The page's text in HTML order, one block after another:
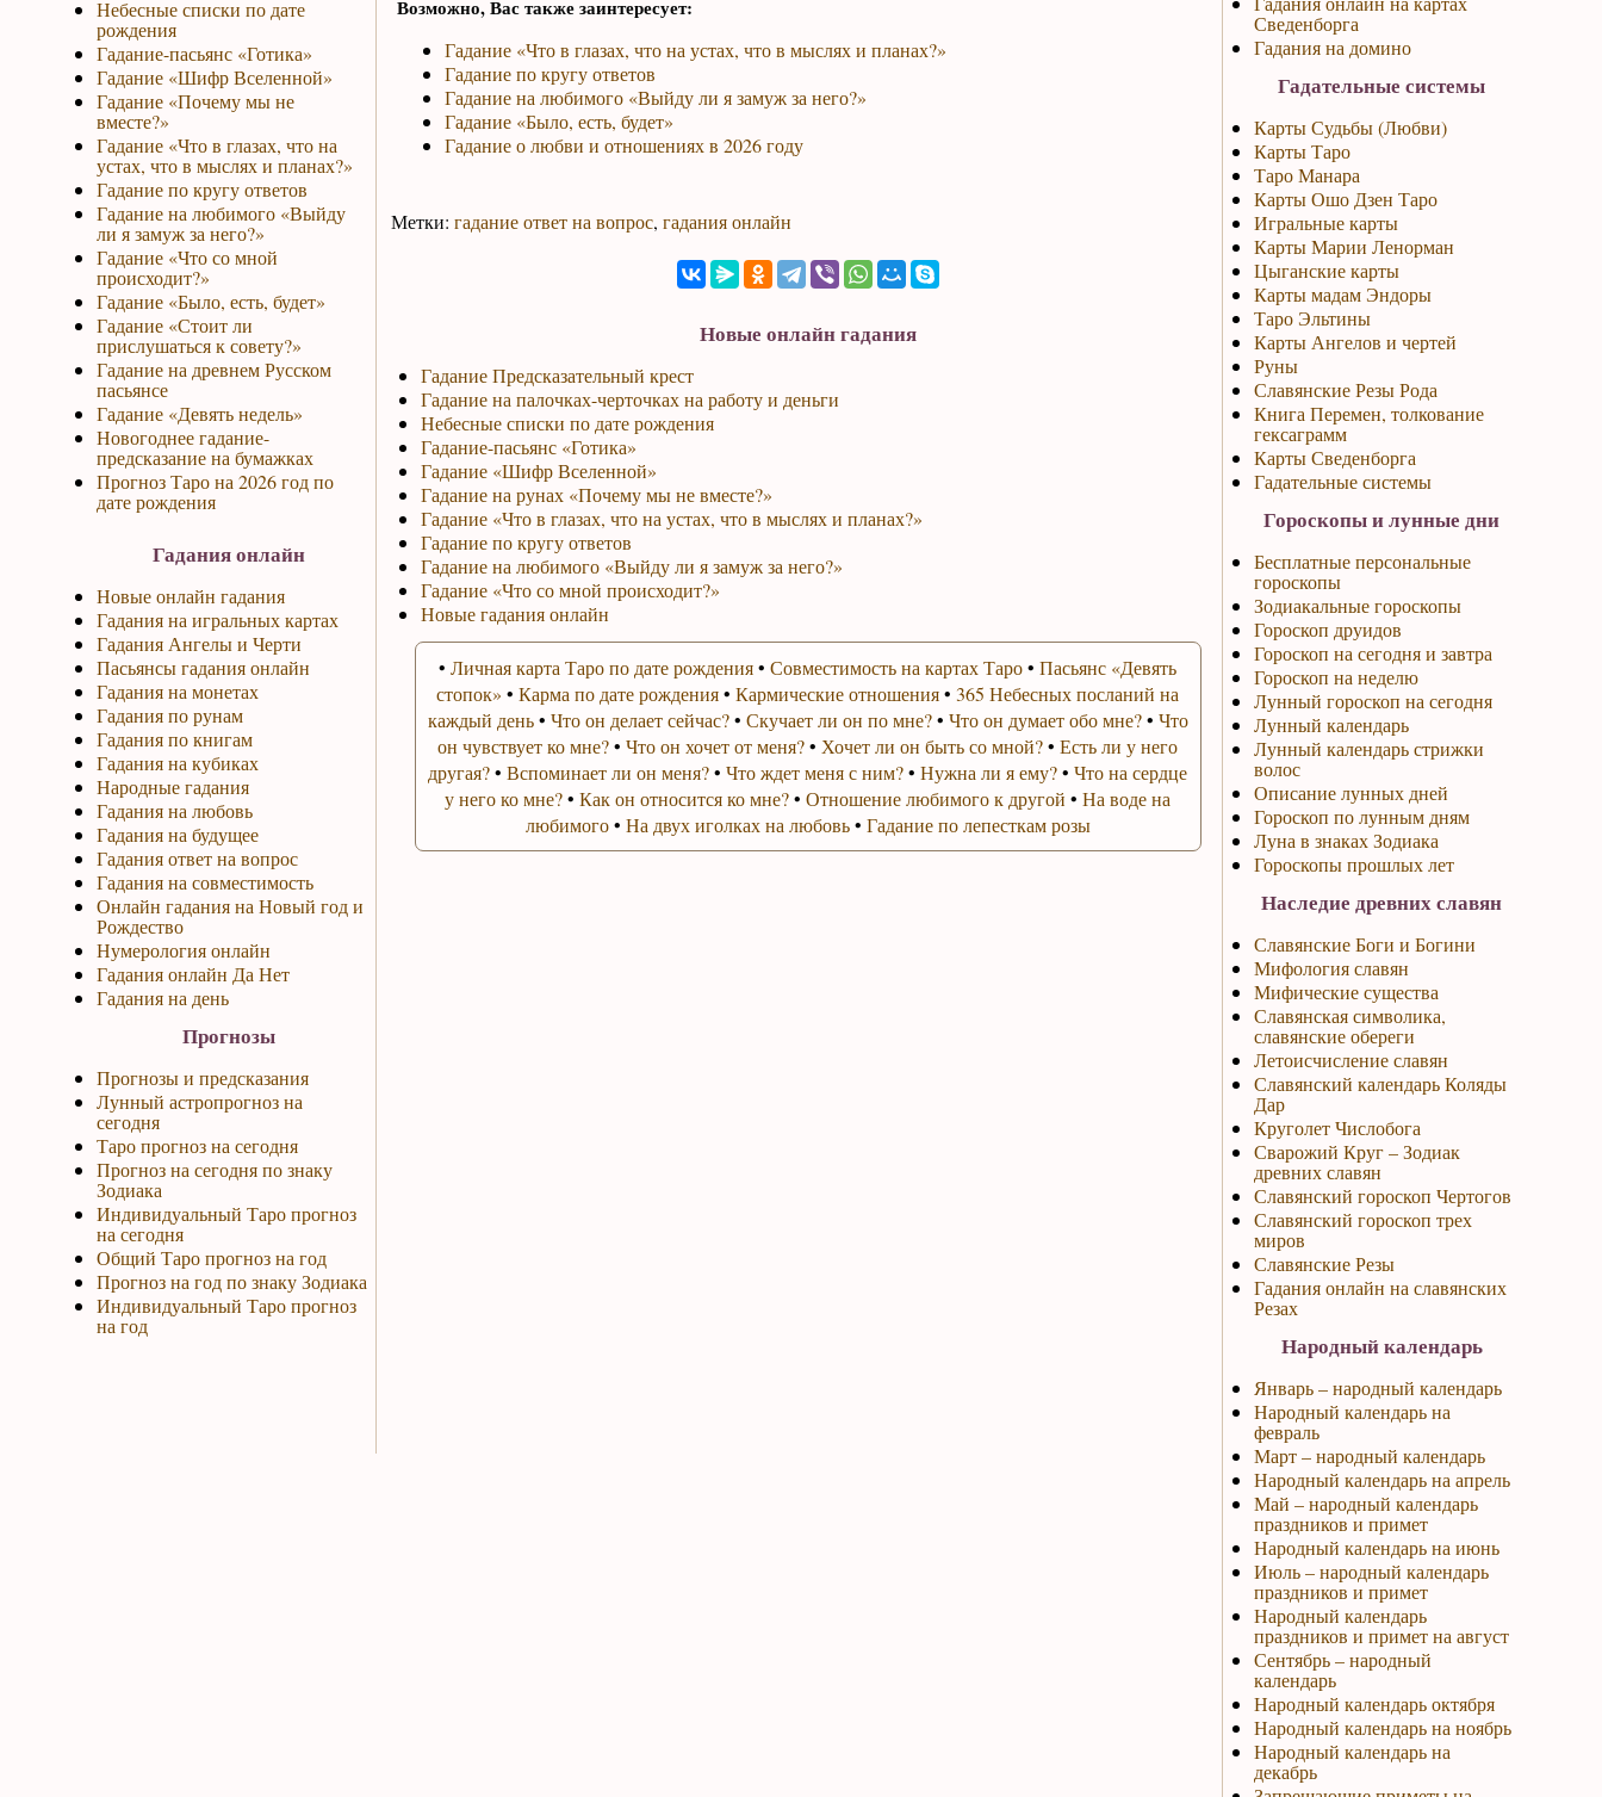
Небесные списки по дате
рождения
Гадание-пасьянс «Готика»
Гадание «Шифр Вселенной»
Гадание «Почему мы не
вместе?»
Гадание «Что в глазах, что на
устах, что в мыслях и планах?»
Гадание по кругу ответов
Гадание на любимого «Выйду
ли я замуж за него?»
Гадание «Что со мной
происходит?»
Гадание «Было, есть, будет»
Гадание «Стоит ли
прислушаться к совету?»
Гадание на древнем Русском
пасьянсе
Гадание «Девять недель»
Новогоднее гадание-
предсказание на бумажках
Прогноз Таро на 2026 год по
дате рождения
Гадания онлайн
Новые онлайн гадания
Гадания на игральных картах
Гадания Ангелы и Черти
Пасьянсы гадания онлайн
Гадания на монетах
Гадания по рунам
Гадания по книгам
Гадания на кубиках
Народные гадания
Гадания на любовь
Гадания на будущее
Гадания ответ на вопрос
Гадания на совместимость
Онлайн гадания на Новый год и
Рождество
Нумерология онлайн
Гадания онлайн Да Нет
Гадания на день
Прогнозы
Прогнозы и предсказания
Лунный астропрогноз на
сегодня
Таро прогноз на сегодня
Прогноз на сегодня по знаку
Зодиака
Индивидуальный Таро прогноз
на сегодня
Общий Таро прогноз на год
Прогноз на год по знаку Зодиака
Индивидуальный Таро прогноз
на год
Возможно, Вас также заинтересует:
Гадание «Что в глазах, что на устах, что в мыслях и планах?»
Гадание по кругу ответов
Гадание на любимого «Выйду ли я замуж за него?»
Гадание «Было, есть, будет»
Гадание о любви и отношениях в 2026 году
Метки: гадание ответ на вопрос, гадания онлайн
Новые онлайн гадания
Гадание Предсказательный крест
Гадание на палочках-черточках на работу и деньги
Небесные списки по дате рождения
Гадание-пасьянс «Готика»
Гадание «Шифр Вселенной»
Гадание на рунах «Почему мы не вместе?»
Гадание «Что в глазах, что на устах, что в мыслях и планах?»
Гадание по кругу ответов
Гадание на любимого «Выйду ли я замуж за него?»
Гадание «Что со мной происходит?»
Новые гадания онлайн
• Личная карта Таро по дате рождения• Совместимость на картах Таро• Пасьянс «Девять
стопок» • Карма по дате рождения• Кармические отношения• 365 Небесных посланий на
каждый день• Что он делает сейчас?• Скучает ли он по мне?• Что он думает обо мне?• Что
он чувствует ко мне?• Что он хочет от меня?• Хочет ли он быть со мной?• Есть ли у него
другая?• Вспоминает ли он меня?• Что ждет меня с ним?• Нужна ли я ему?• Что на сердце
у него ко мне?• Как он относится ко мне?• Отношение любимого к другой • На воде на
любимого• На двух иголках на любовь• Гадание по лепесткам розы
Сведенборга
Гадания на домино
Гадательные системы
Карты Судьбы (Любви)
Карты Таро
Таро Манара
Карты Ошо Дзен Таро
Игральные карты
Карты Марии Ленорман
Цыганские карты
Карты мадам Эндоры
Таро Эльтины
Карты Ангелов и чертей
Руны
Славянские Резы Рода
Книга Перемен, толкование
гексаграмм
Карты Сведенборга
Гадательные системы
Гороскопы и лунные дни
Бесплатные персональные
гороскопы
Зодиакальные гороскопы
Гороскоп друидов
Гороскоп на сегодня и завтра
Гороскоп на неделю
Лунный гороскоп на сегодня
Лунный календарь
Лунный календарь стрижки
волос
Описание лунных дней
Гороскоп по лунным дням
Луна в знаках Зодиака
Гороскопы прошлых лет
Наследие древних славян
Славянские Боги и Богини
Мифология славян
Мифические существа
Славянская символика,
славянские обереги
Летоисчисление славян
Славянский календарь Коляды
Дар
Круголет Числобога
Сварожий Круг – Зодиак
древних славян
Славянский гороскоп Чертогов
Славянский гороскоп трех
миров
Славянские Резы
Гадания онлайн на славянских
Резах
Народный календарь
Январь – народный календарь
Народный календарь на
февраль
Март – народный календарь
Народный календарь на апрель
Май – народный календарь
праздников и примет
Народный календарь на июнь
Июль – народный календарь
праздников и примет
Народный календарь
праздников и примет на август
Сентябрь – народный
календарь
Народный календарь октября
Народный календарь на ноябрь
Народный календарь на
декабрь